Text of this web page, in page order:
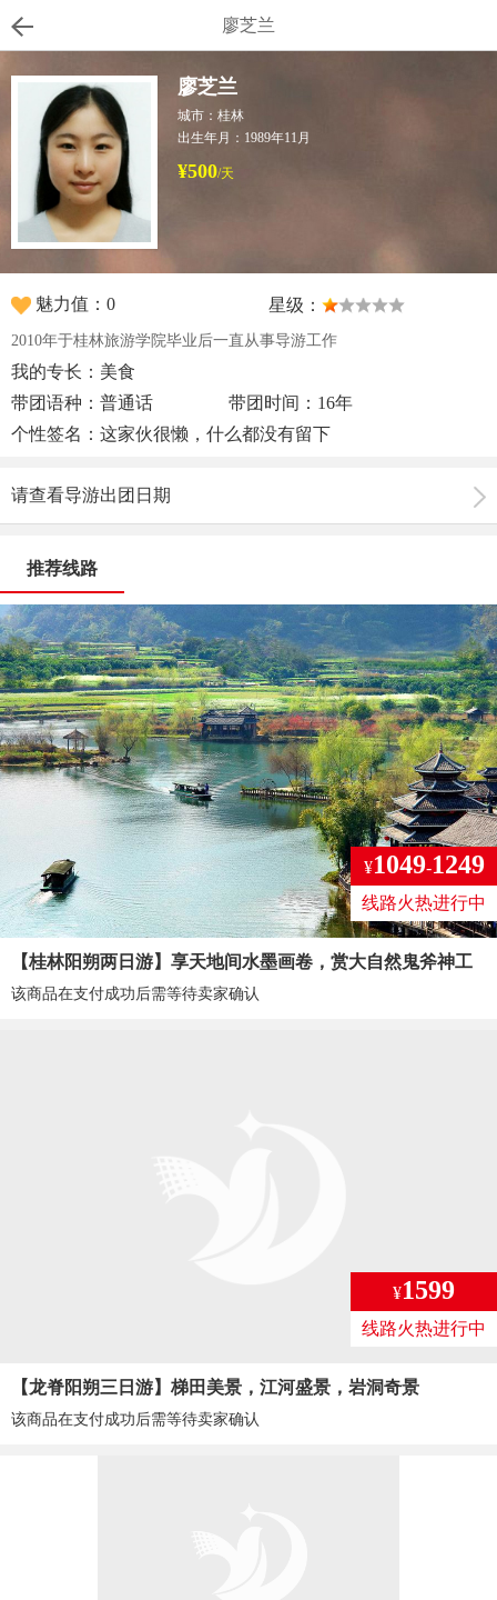
廖芝兰
廖芝兰
城市：桂林
出生年月：1989年11月
¥500/天
魅力值：0 星级：
2010年于桂林旅游学院毕业后一直从事导游工作
我的专长：美食
带团语种：普通话
带团时间：16年
个性签名：这家伙很懒，什么都没有留下
请查看导游出团日期
推荐线路
¥1049-1249
线路火热进行中
【桂林阳朔两日游】享天地间水墨画卷，赏大自然鬼斧神工
该商品在支付成功后需等待卖家确认
¥1599
线路火热进行中
【龙脊阳朔三日游】梯田美景，江河盛景，岩洞奇景
该商品在支付成功后需等待卖家确认